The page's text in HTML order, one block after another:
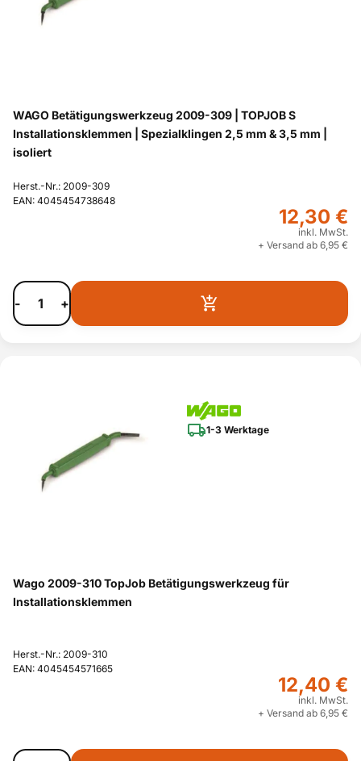
WAGO Betätigungswerkzeug 2009-309 | TOPJOB S
Installationsklemmen | Spezialklingen 2,5 mm & 3,5 mm |
isoliert
Herst.-Nr.: 2009-309
EAN: 4045454738648
12,30 €
inkl. MwSt.
+ Versand ab 6,95 €
- +
1-3 Werktage
Wago 2009-310 TopJob Betätigungswerkzeug für
Installationsklemmen
Herst.-Nr.: 2009-310
EAN: 4045454571665
12,40 €
inkl. MwSt.
+ Versand ab 6,95 €